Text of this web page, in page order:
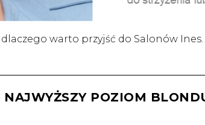
warto przyjść do Salonów Ines.
NAJWYŻSZY POZIOM